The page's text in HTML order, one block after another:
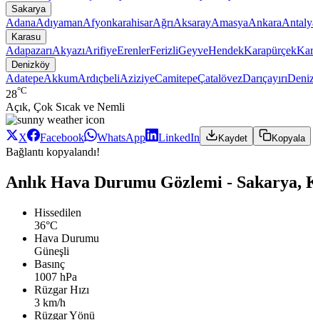
Sakarya
AdanaAdıyamanAfyonkarahisarAğrıAksarayAmasyaAnkara
Karasu
AdapazarıAkyazıArifiyeErenlerFerizliGeyveHendekKarapürçek
Denizköy
AdatepeAkkumArdıçbeliAziziyeCamitepeÇatalövezDarıçayırı
28°C
Açık, Çok Sıcak ve Nemli
X Facebook WhatsApp LinkedIn Kaydet Kopyala
Bağlantı kopyalandı!
Anlık Hava Durumu Gözlemi - Sakarya,
Hissedilen
36°C
Hava Durumu
Güneşli
Basınç
1007 hPa
Rüzgar Hızı
3 km/h
Rüzgar Yönü